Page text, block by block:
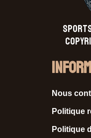
Nous
Politique
Politique